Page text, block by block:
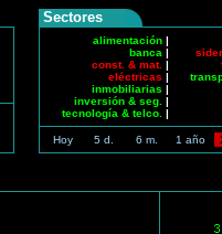
Sectores
alimentación |
banca |
const. & mat. |
eléctricas |
inmobiliarias |
inversión & seg. |
tecnología & telco. |
Hoy 5 d. 6 m. 1 año